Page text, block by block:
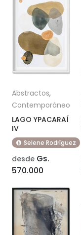
Abstractos,
Contemporáneo
LAGO YPACARAÍ
IV
Selene Rodríguez
desde Gs.
570.000